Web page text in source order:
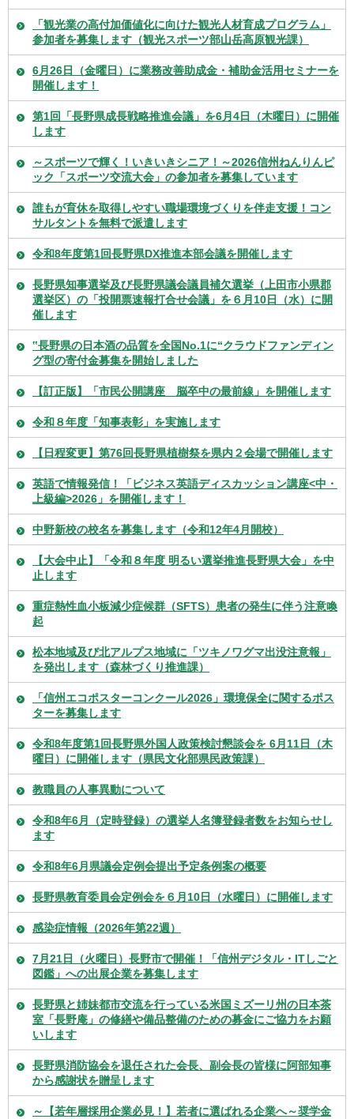
「観光業の高付加価値化に向けた観光人材育成プログラム」
参加者を募集します（観光スポーツ部山岳高原観光課）
6月26日（金曜日）に業務改善助成金・補助金活用セミナーを
開催します！
第1回「長野県成長戦略推進会議」を6月4日（木曜日）に開催
します
～スポーツで輝く！いきいきシニア！～2026信州ねんりんピ
ック「スポーツ交流大会」の参加者を募集しています
誰もが育休を取得しやすい職場環境づくりを伴走支援！コン
サルタントを無料で派遣します
令和8年度第1回長野県DX推進本部会議を開催します
長野県知事選挙及び長野県議会議員補欠選挙（上田市小県郡
選挙区）の「投開票速報打合せ会議」を６月10日（水）に開
催します
‟長野県の日本酒の品質を全国No.1に“クラウドファンディン
グ型の寄付金募集を開始しました
【訂正版】「市民公開講座 脳卒中の最前線」を開催します
令和８年度「知事表彰」を実施します
【日程変更】第76回長野県植樹祭を県内２会場で開催します
英語で情報発信！「ビジネス英語ディスカッション講座<中・
上級編>2026」を開催します！
中野新校の校名を募集します（令和12年4月開校）
【大会中止】「令和８年度 明るい選挙推進長野県大会」を中
止します
重症熱性血小板減少症候群（SFTS）患者の発生に伴う注意喚
起
松本地域及び北アルプス地域に「ツキノワグマ出没注意報」
を発出します（森林づくり推進課）
「信州エコポスターコンクール2026」環境保全に関するポス
ターを募集します
令和8年度第1回長野県外国人政策検討懇談会を 6月11日（木
曜日）に開催します（県民文化部県民政策課）
教職員の人事異動について
令和8年6月（定時登録）の選挙人名簿登録者数をお知らせし
ます
令和8年6月県議会定例会提出予定条例案の概要
長野県教育委員会定例会を６月10日（水曜日）に開催します
感染症情報（2026年第22週）
7月21日（火曜日）長野市で開催！「信州デジタル・ITしごと
図鑑」への出展企業を募集します
⾧野県と姉妹都市交流を行っている米国ミズーリ州の日本茶
室「⾧野庵」の修繕や備品整備のための募金にご協力をお願
いします
長野県消防協会を退任された会長、副会長の皆様に阿部知事
から感謝状を贈呈します
～【若年層採用企業必見！】若者に選ばれる企業へ～奨学金